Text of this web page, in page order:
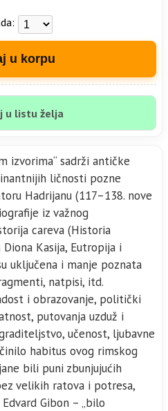
u korpu
u listu želja
izvorima“ sadrži antičke
ličnosti pozne
Hadrijanu (117–138. nove
iz važnog
careva (Historia
Kasija, Eutropija i
uključena i manje poznata
natpisi, itd.
i obrazovanje, politički
putovanja uzduž i
učenost, ljubavne
habitus ovog rimskog
bili puni zbunjujućih
velikih ratova i potresa,
Gibon – „bilo